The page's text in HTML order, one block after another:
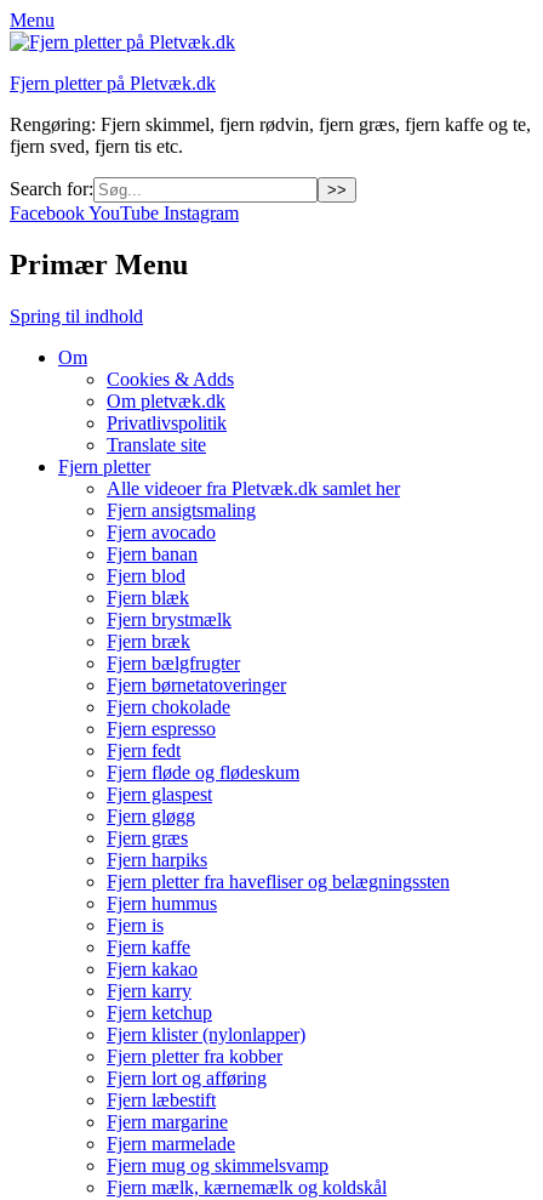
Menu
Fjern pletter på Pletvæk.dk
Rengøring: Fjern skimmel, fjern rødvin, fjern græs, fjern kaffe og te,
fjern sved, fjern tis etc.
Search for:
FacebookYouTube Instagram
Primær Menu
Spring til indhold
Om
Cookies & Adds
Om pletvæk.dk
Privatlivspolitik
Translate site
Fjern pletter
Alle videoer fra Pletvæk.dk samlet her
Fjern ansigtsmaling
Fjern avocado
Fjern banan
Fjern blod
Fjern blæk
Fjern brystmælk
Fjern bræk
Fjern bælgfrugter
Fjern børnetatoveringer
Fjern chokolade
Fjern espresso
Fjern fedt
Fjern fløde og flødeskum
Fjern glaspest
Fjern gløgg
Fjern græs
Fjern harpiks
Fjern pletter fra havefliser og belægningssten
Fjern hummus
Fjern is
Fjern kaffe
Fjern kakao
Fjern karry
Fjern ketchup
Fjern klister (nylonlapper)
Fjern pletter fra kobber
Fjern lort og afføring
Fjern læbestift
Fjern margarine
Fjern marmelade
Fjern mug og skimmelsvamp
Fjern mælk, kærnemælk og koldskål